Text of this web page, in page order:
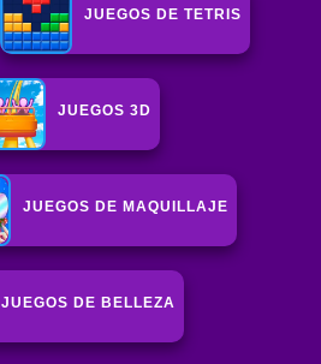
JUEGOS DE TETRIS
JUEGOS 3D
JUEGOS DE MAQUILLAJE
JUEGOS DE BELLEZA